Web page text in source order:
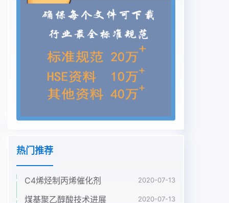
家正积极推进新型煤化工产业1.1 世界聚烯烃产业现
状及预测的发展,但同时也对煤化工行业的发展提出
了很高1.1.1世界 聚乙烯产能及消费预测的要求。煤化
工行业的发展要充分考虑自身的条件2012年世界聚
乙烯(PE)产能为10 006万Va,和基础,做好产业布局、
项目布局。煤制聚烯烃作为世界聚乙烯需求8 290万
t;预计到2017年世界聚煤化工产业链的重要一部分，
如何找准市场定位、收稿日期:2013-07-18。协调和
统筹发展非常重要。笔者对国内外聚烯烃的作者简
化工工程技术研究工作。E-mail: qiwei@
echinacoal. com。参考文献:[4]郑卓群,吴廷华,茆福
林,等.甲醇和氨基甲酸甲酯制[1] 杨吉红.由尿素醇解
制碳酸=二甲酯新技术千吨级装碳酸二甲酯的热力学
热门推荐
C4烯烃制丙烯催化剂 2020-07-13
煤基聚乙醇酸技术进展 2020-07-13